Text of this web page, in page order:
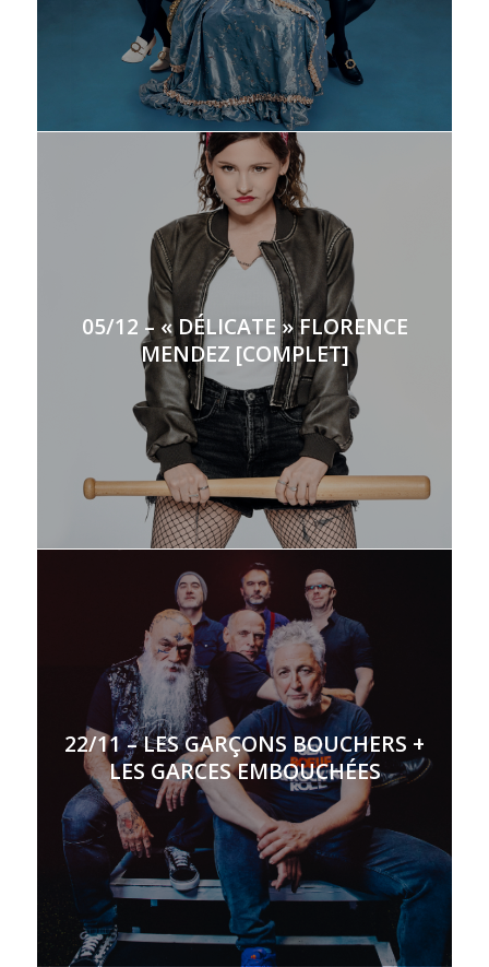
05/12 – « DÉLICATE » FLORENCE
MENDEZ [COMPLET]
22/11 – LES GARÇONS BOUCHERS +
LES GARCES EMBOUCHÉES